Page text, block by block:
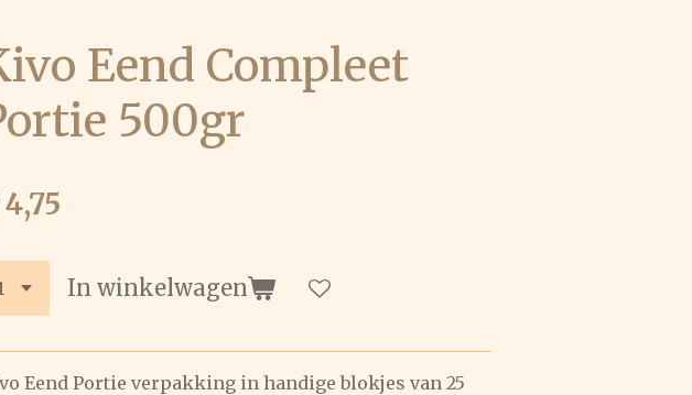
Eend Compleet
500gr
In winkelwagen
Eend Portie verpakking in handige blokjes van 25